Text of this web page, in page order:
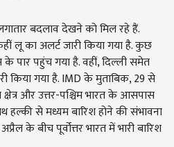
बदलाव देखने को मिल रहे हैं.
लू का अलर्ट जारी किया गया है. कुछ
के पार पहुंच गया है. वहीं, दिल्ली समेत
किया गया है. IMD के मुताबिक, 29 से
क्षेत्र और उत्तर-पश्चिम भारत के आसपास
से मध्यम बारिश होने की संभावना
के बीच पूर्वोत्तर भारत में भारी बारिश